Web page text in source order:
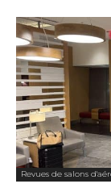
Revues de salons